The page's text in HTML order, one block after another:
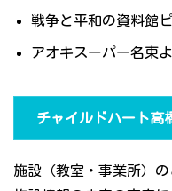
戦争と平和の資料館
アオキスーパー名東
チャイルドハート高
施設（教室・事業所）